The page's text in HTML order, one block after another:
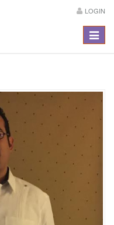
LOGIN
Menú